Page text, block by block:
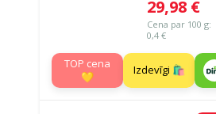
Cena
29,98 €
Cena par 100 g:
0,4 €
TOP cena
💛
Izdevīgi 🛍️